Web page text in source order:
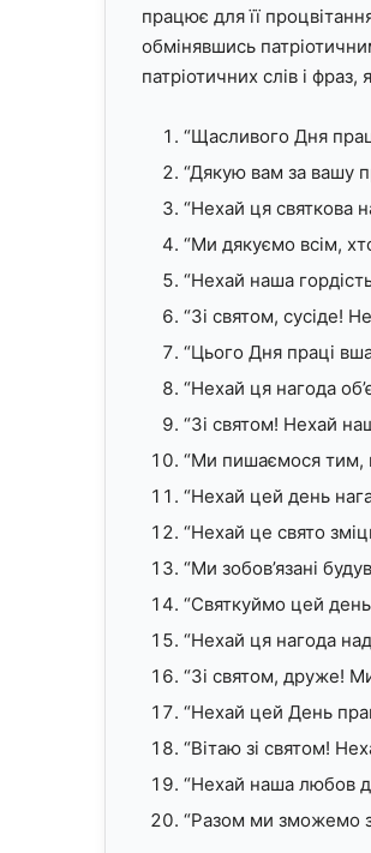
працює для її
обмінявшись
патріотичних слів і
“Щасливого Дня
“Дякую вам за вашу
“Нехай ця святкова
“Ми дякуємо всім,
“Нехай наша
“Зі святом, сусіде!
“Цього Дня праці
“Нехай ця нагода
“Зі святом! Нехай
“Ми пишаємося тим,
“Нехай цей день
“Нехай це свято
“Ми зобов’язані
“Святкуймо цей
“Нехай ця нагода
“Зі святом, друже!
“Нехай цей День
“Вітаю зі святом!
“Нехай наша любов
“Разом ми зможемо